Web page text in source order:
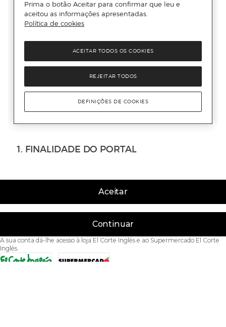
Aceitar
Continuar
A sua conta dá-lhe acesso à loja El Corte Inglés e ao Supermercado El Corte
Inglés.